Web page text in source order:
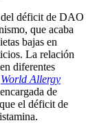
del déficit de DAO
que acaba
bajas en
La relación
diferentes
World Allergy
de
el déficit de